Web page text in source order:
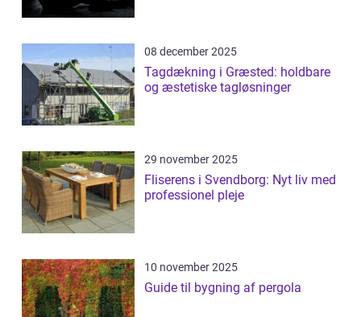
08 december 2025
Tagdækning i Græsted: holdbare
og æstetiske tagløsninger
29 november 2025
Fliserens i Svendborg: Nyt liv med
professionel pleje
10 november 2025
Guide til bygning af pergola